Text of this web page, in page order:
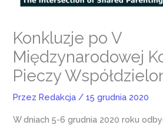
Konkluzje po V
Międzynarodowej
Pieczy
PrzezRedakcja /15 grudnia 2020
W dniach 5-6 grudnia 2020 roku